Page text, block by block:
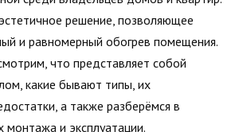
решение, позволяющее
и равномерный обогрев помещения.
что представляет собой
какие бывают типы, их
а также разберёмся в
монтажа и эксплуатации.